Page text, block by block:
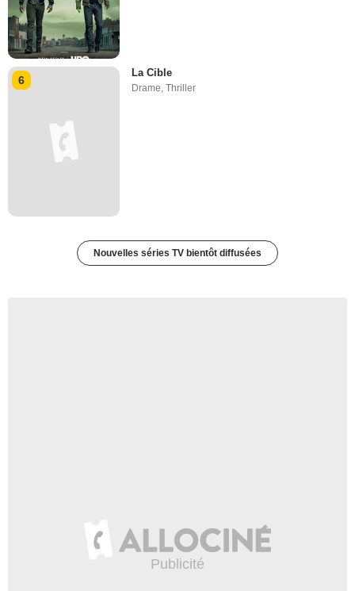
6
La Cible
Drame,Thriller
Nouvelles séries TV bientôt diffusées